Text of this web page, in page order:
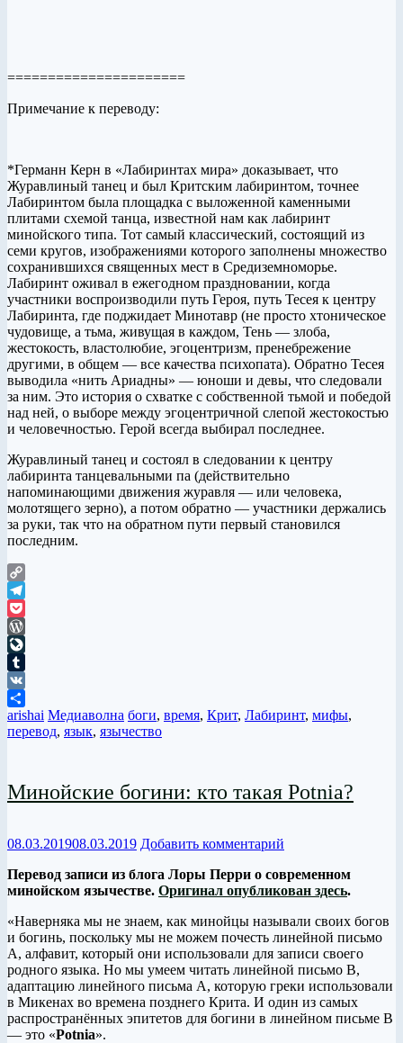
======================
Примечание к переводу:
*Германн Керн в «Лабиринтах мира» доказывает, что
Журавлиный танец и был Критским лабиринтом, точнее
Лабиринтом была площадка с выложенной каменными
плитами схемой танца, известной нам как лабиринт
минойского типа. Тот самый классический, состоящий из
семи кругов, изображениями которого заполнены множество
сохранившихся священных мест в Средиземноморье.
Лабиринт оживал в ежегодном праздновании, когда
участники воспроизводили путь Героя, путь Тесея к центру
Лабиринта, где поджидает Минотавр (не просто хтоническое
чудовище, а тьма, живущая в каждом, Тень — злоба,
жестокость, властолюбие, эгоцентризм, пренебрежение
другими, в общем — все качества психопата). Обратно Тесея
выводила «нить Ариадны» — юноши и девы, что следовали
за ним. Это история о схватке с собственной тьмой и победой
над ней, о выборе между эгоцентричной слепой жестокостью
и человечностью. Герой всегда выбирал последнее.
Журавлиный танец и состоял в следовании к центру
лабиринта танцевальными па (действительно
напоминающими движения журавля — или человека,
молотящего зерно), а потом обратно — участники держались
за руки, так что на обратном пути первый становился
последним.
Copy
Link
Telegram
Pocket
WordPress
LiveJournal
Tumblr
VK
Отправить
arishai Медиаволна боги, время, Крит, Лабиринт, мифы,
перевод, язык, язычество
Минойские богини: кто такая Potnia?
08.03.201908.03.2019 Добавить комментарий
Перевод записи из блога Лоры Перри о современном
минойском язычестве. Оригинал опубликован здесь.
«Наверняка мы не знаем, как минойцы называли своих богов
и богинь, поскольку мы не можем почесть линейной письмо
А, алфавит, который они использовали для записи своего
родного языка. Но мы умеем читать линейной письмо B,
адаптацию линейного письма А, которую греки использовали
в Микенах во времена позднего Крита. И один из самых
распространённых эпитетов для богини в линейном письме B
— это «Potnia».